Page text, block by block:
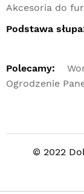
Akcesoria do
Podstawa
Polecamy:
Ogrodzenie
© 2022